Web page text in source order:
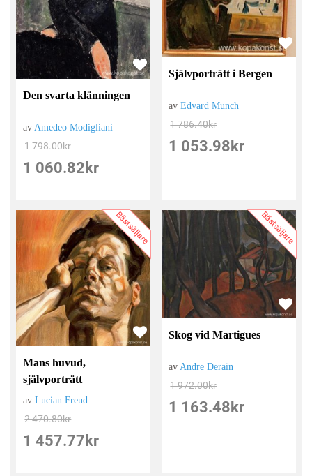
Den svarta klänningen
avAmedeo Modigliani
1 798.00kr
1 060.82 kr
Självporträtt i Bergen
avEdvard Munch
1 786.40kr
1 053.98 kr
Bästsäljare
Mans huvud,
självporträtt
avLucian Freud
2 470.80kr
1 457.77 kr
Bästsäljare
Skog vid Martigues
av Andre Derain
1 972.00kr
1 163.48 kr